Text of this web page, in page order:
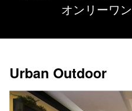
オンリーワ
Urban Outdoor